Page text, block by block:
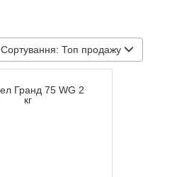
Сортування: Топ продажу